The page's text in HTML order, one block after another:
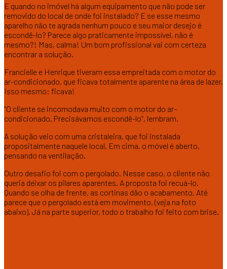
E quando no imóvel há algum equipamento que não pode ser
removido do local de onde foi instalado? E se esse mesmo
aparelho não te agrada nenhum pouco e seu maior desejo é
escondê-lo? Parece algo praticamente impossível, não é
mesmo?! Mas, calma! Um bom profissional vai com certeza
encontrar a solução.
Francielle e Henrique tiveram essa empreitada com o motor do
ar-condicionado, que ficava totalmente aparente na área de lazer.
Isso mesmo: ficava!
“O cliente se incomodava muito com o motor do ar-
condicionado. Precisávamos escondê-lo”, lembram.
A solução veio com uma cristaleira, que foi instalada
propositalmente naquele local. Em cima, o móvel é aberto,
pensando na ventilação.
Outro desafio foi com o pergolado. Nesse caso, o cliente não
queria deixar os pilares aparentes. A proposta foi recuá-lo.
Quando se olha de frente, as cortinas dão o acabamento. Até
parece que o pergolado está em movimento. (veja na foto
abaixo). Já na parte superior, todo o trabalho foi feito com brise.